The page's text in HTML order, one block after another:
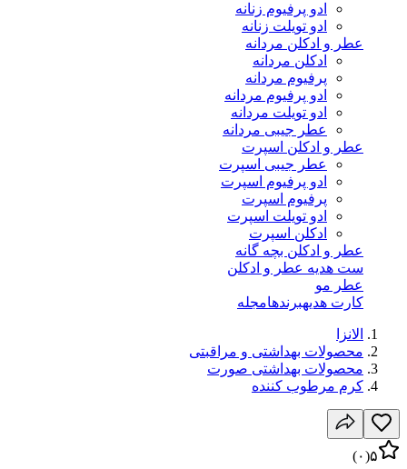
ادو پرفیوم زنانه
ادو تویلت زنانه
عطر و ادکلن مردانه
ادکلن مردانه
پرفیوم مردانه
ادو پرفیوم مردانه
ادو تویلت مردانه
عطر جیبی مردانه
عطر و ادکلن اسپرت
عطر جیبی اسپرت
ادو پرفیوم اسپرت
پرفیوم اسپرت
ادو تویلت اسپرت
ادکلن اسپرت
عطر و ادکلن بچه گانه
ست هدیه عطر و ادکلن
عطر مو
کارت هدیهبرندهامجله
الانزا
محصولات بهداشتی و مراقبتی
محصولات بهداشتی صورت
کرم مرطوب کننده
۵(۰)